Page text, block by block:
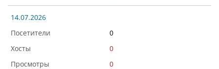
14.07.2026
0
0
0